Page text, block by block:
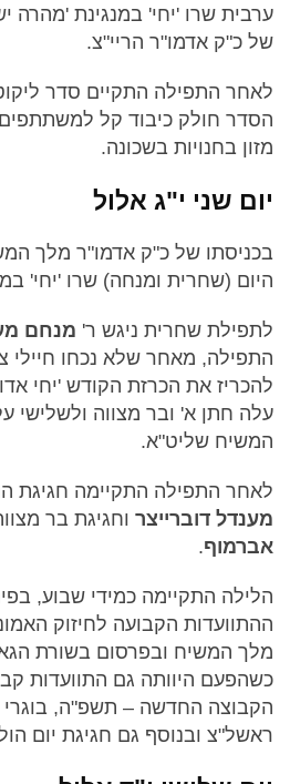
ערבית שרו 'יחי' במנגינת 'מהרה
של כ"ק אדמו"ר הריי"צ.
לאחר התפילה התקיים סדר
הסדר חולק כיבוד קל למשתתפים
מזון בחנויות בשכונה.
יום שני י"ג אלול
בכניסתו של כ"ק אדמו"ר מלך
היום (שחרית ומנחה) שרו 'יחי'
לתפילת שחרית ניגש ר' מנחם
התפילה, מאחר שלא נכחו חיילי
להכריז את הכרזת הקודש 'יחי
עלה חתן א' ובר מצווה ולשלישי
המשיח שליט"א.
לאחר התפילה התקיימה חגיגת
מענדל דוברייצר וחגיגת בר
אברמוף.
הלילה התקיימה כמידי שבוע,
ההתוועדות הקבועה לחיזוק
מלך המשיח ובפרסום בשורת
כשהפעם היוותה גם התוועדות
הקבוצה החדשה – תשפ"ה, בוגרי
ראשל"צ ובנוסף גם חגיגת יום